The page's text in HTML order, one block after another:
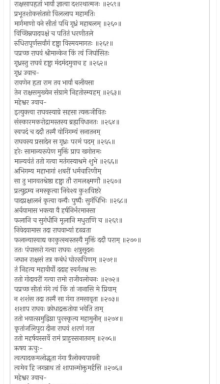
राक्षसापहृतां भार्यां ज्ञात्वा दशरथात्मजः ॥२५९॥
प्रभूतशोकसंतप्तो विललाप महामतिः
मार्गमाणो वने सीतां पथि गृध्रं महाबलम् ॥२६०॥
विच्छिन्नपादपक्षं च पतितं धरणीतले
रुधिरापूर्णसर्वांगं दृष्ट्वा विस्मयमागतः ॥२६१॥
पप्रच्छ राघवं श्रीमान्केन किं त्वं जिघांसितः
गृध्रस्तु राघवं दृष्ट्वा मंदमंदमुवाच ह ॥२६२॥
गृध्र उवाच-
रावणेन हृता राम तव भार्यां बलीयसा
तेन राक्षसमुख्येन संग्रामे निहतोस्म्यहम् ॥२६३॥
महेश्वर उवाच-
इत्युक्त्वा राघवस्याग्रे सहसा त्यक्तजीवितः
संस्कारमकरोद्रामस्तस्य ब्रह्मविधानतः ॥२६४॥
स्वपदं च ददौ तस्मै योगिगम्यं सनातनम्
राघवस्य प्रसादेन स गृध्रः परमं पदम् ॥२६५॥
हरेः सामान्यरूपेण मुक्तिं प्राप खगोत्तमः
माल्यवंतं ततो गत्वा मतंगस्याश्रमे शुभे ॥२६६॥
अभिगम्य महाभागां शबरीं धर्मचारिणीम्
सा तु भागवतश्रेष्ठा दृष्ट्वा तौ रामलक्ष्मणौ ॥२६७॥
प्रत्युद्गम्य नमस्कृत्वा निवेश्य कुशविष्टरे
पादप्रक्षालनं कृत्वा वन्यैः पुष्पैः सुगंधिभिः ॥२६८॥
अर्चयामास भक्त्या वै हर्षनिर्भरमानसा
फलानि च सुगंधीनि मूलानि मधुराणि च ॥२६९॥
निवेदयामास तदा राघवाभ्यां दृढव्रता
फलान्यास्वाद्य काकुत्स्थस्तस्यै मुक्तिं ददौ पराम् ॥२७०॥
ततः पंपासरो गत्वा राघवः शत्रुसूदनः
जघान राक्षसं तत्र कबंधं घोररूपिणम् ॥२७१॥
तं निहत्य महावीर्यो ददाह स्वर्गतश्च सः
ततो गोदावरीं गत्वा रामो राजीवलोचनः ॥२७२॥
पप्रच्छ सीतां गंगे त्वं किं तां जानासि मे प्रियाम्
न शशंस तदा तस्मै सा गंगा तमसावृता ॥२७३॥
शशाप राघवः क्रोधाद्रक्ततोया भवेति ताम्
ततो भयात्समुद्विग्ना पुरस्कृत्य महामुनीन् ॥२७४॥
कृतांजलिपुटा दीना राघवं शरणं गता
ततो महर्षयस्सर्वे रामं प्राहुस्सनातनम् ॥२७५॥
ऋषय ऊचुः-
त्वत्पादकमलोद्भूता गंगा त्रैलोक्यपावनी
त्वमेव हि जगन्नाथ तां शापान्मोक्तुमर्हसि ॥२७६॥
महेश्वर उवाच-